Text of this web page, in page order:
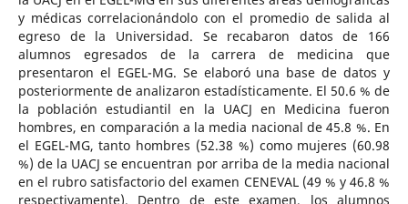
y médicas correlacionándolo con el promedio de salida al
egreso de la Universidad. Se recabaron datos de 166
alumnos egresados de la carrera de medicina que
presentaron el EGEL-MG. Se elaboró una base de datos y
posteriormente de analizaron estadísticamente. El 50.6 % de
la población estudiantil en la UACJ en Medicina fueron
hombres, en comparación a la media nacional de 45.8 %. En
el EGEL-MG, tanto hombres (52.38 %) como mujeres (60.98
%) de la UACJ se encuentran por arriba de la media nacional
en el rubro satisfactorio del examen CENEVAL (49 % y 46.8 %
respectivamente). Dentro de este examen, los alumnos